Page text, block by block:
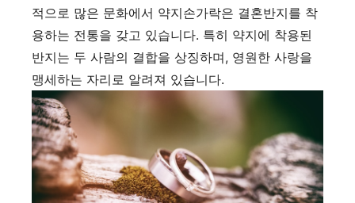
적으로 많은 문화에서 약지손가락은 결혼반지를 착
용하는 전통을 갖고 있습니다. 특히 약지에 착용된
반지는 두 사람의 결합을 상징하며, 영원한 사랑을
맹세하는 자리로 알려져 있습니다.